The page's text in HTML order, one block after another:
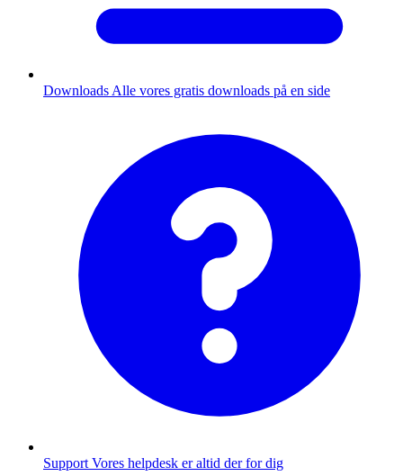
Downloads Alle vores gratis downloads på en side
Support Vores helpdesk er altid der for dig